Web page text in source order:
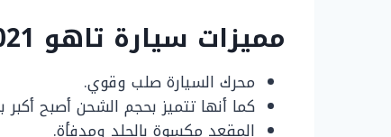
مميزات سيارة تاهو 2021
محرك السيارة صلب وقوي.
كما أنها تتميز بحجم الشحن أصبح أكبر بنسبة حوالي 66% خلف
المقعد مكسوة بالجلد ومدفأة.